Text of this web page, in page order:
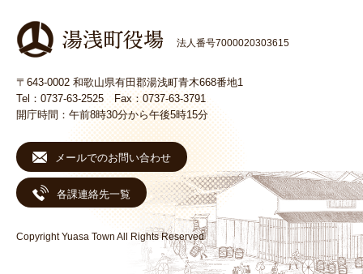
法人番号7000020303615
〒643-0002 和歌山県有田郡湯浅町青木668番地1
Tel：0737-63-2525 Fax：0737-63-3791
開庁時間：午前8時30分から午後5時15分
メールでのお問い合わせ
各課連絡先一覧
Copyright Yuasa Town All Rights Reserved